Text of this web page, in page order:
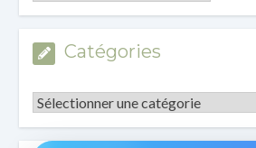
Archives
Catégories
Catégories